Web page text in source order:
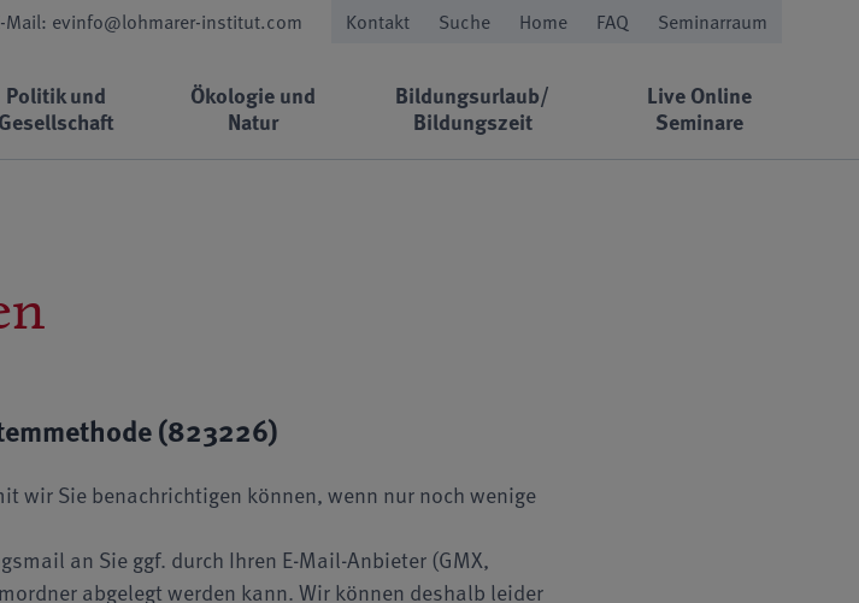
Mail: evinfo@lohmarer-institut.com Kontakt Suche Home FAQ Seminarraum
Politik und
Gesellschaft
Ökologie und
Natur
Bildungsurlaub/
Bildungszeit
Live Online
Seminare
(823226)
wir Sie benachrichtigen können, wenn nur noch wenige
an Sie ggf. durch Ihren E-Mail-Anbieter (GMX,
abgelegt werden kann. Wir können deshalb leider